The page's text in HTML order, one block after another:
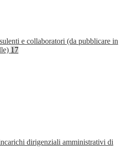
e collaboratori (da pubblicare in
17
dirigenziali amministrativi di